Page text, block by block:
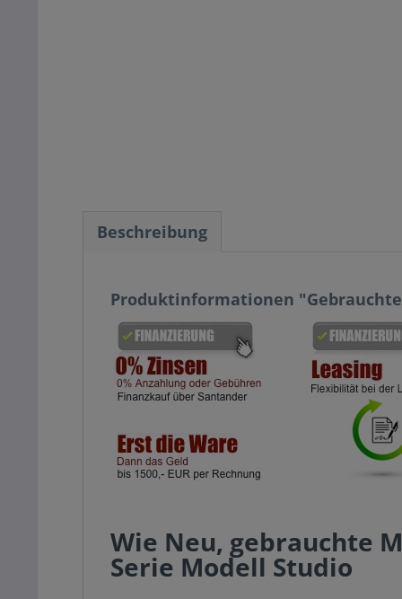
Beschreibung
Produktinformationen
Wie Neu, gebrauchte
Serie Modell Studio